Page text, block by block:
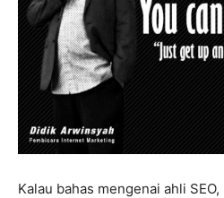
Kalau bahas mengenai ahli